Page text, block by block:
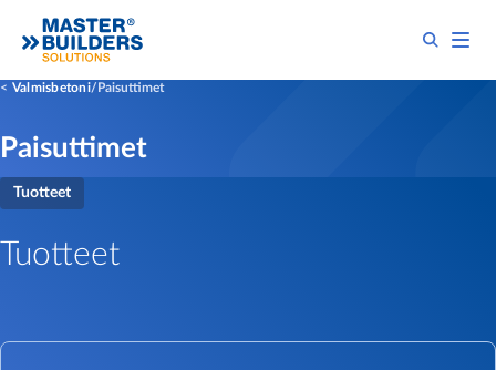
Valmisbetoni Paisuttimet
Paisuttimet
Tuotteet
Tuotteet